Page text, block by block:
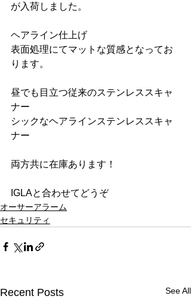
が入荷しました。
ヘアライン仕上げ
表面処理にてマットな質感となってお
ります。
昼でも目立つ従来のステンレススキャ
ナー
シックなヘアラインステンレススキャ
ナー
両方共に在庫あります！
IGLAと合わせてどうぞ
オーサーアラーム
セキュリティ
Recent Posts See All